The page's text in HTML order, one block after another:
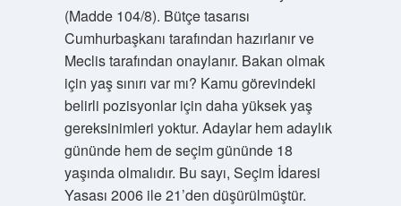
(Madde 104/8). Bütçe tasarısı
Cumhurbaşkanı tarafından hazırlanır ve
Meclis tarafından onaylanır. Bakan olmak
için yaş sınırı var mı? Kamu görevindeki
belirli pozisyonlar için daha yüksek yaş
gereksinimleri yoktur. Adaylar hem adaylık
gününde hem de seçim gününde 18
yaşında olmalıdır. Bu sayı, Seçim İdaresi
Yasası 2006 ile 21’den düşürülmüştür.